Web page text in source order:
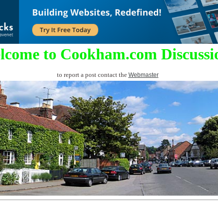
to Cookham.com
to report a post contact the Webmaster